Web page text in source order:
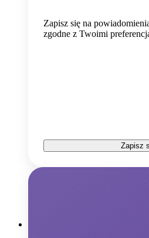
Zapisz się na
zgodne z Twoimi
Zapisz